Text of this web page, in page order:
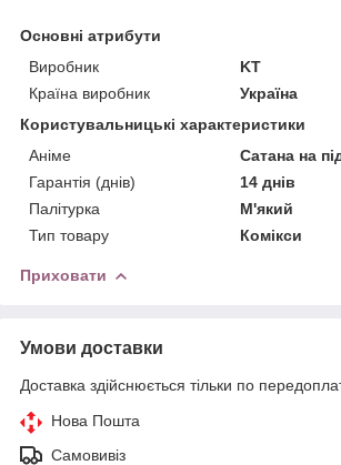
Основні атрибути
Виробник
KT
Країна виробник
Україна
Користувальницькі характеристики
Аніме
Сатана на
Гарантія (днів)
14 днів
Палітурка
М'який
Тип товару
Комікси
Приховати
Умови доставки
Доставка здійснюється тільки по
Нова Пошта
Самовивіз